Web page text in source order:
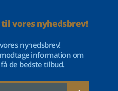
vores nyhedsbrev!
nyhedsbrev!
information om
de bedste tilbud.